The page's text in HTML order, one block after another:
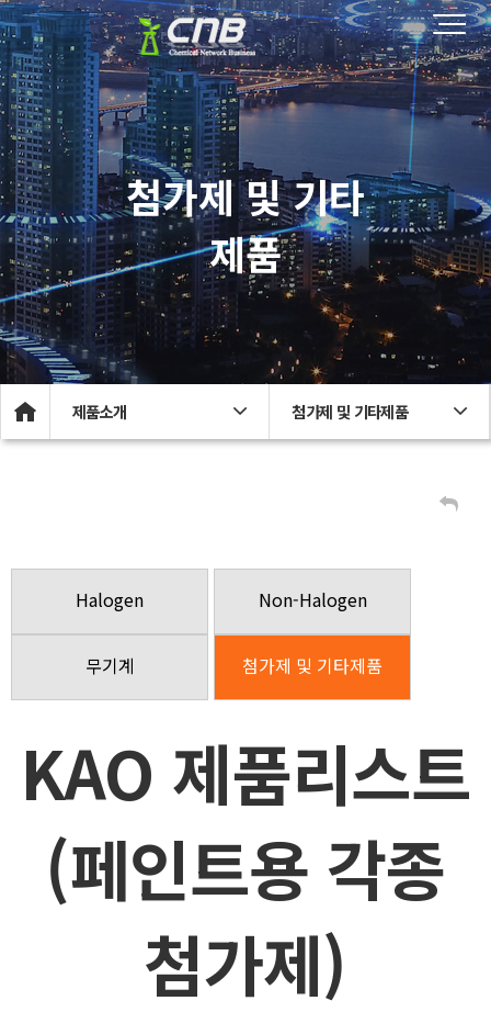
첨가제 및 기타
제품
제품소개 첨가제 및 기타제품
Halogen Non-Halogen
무기계 첨가제 및 기타제품
KAO 제품리스트
(페인트용 각종
첨가제)